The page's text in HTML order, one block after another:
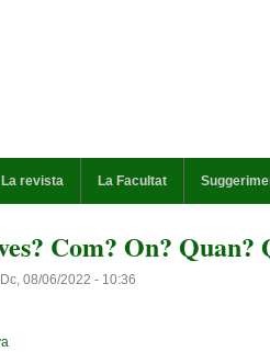
La revista La Facultat
Com? On? Quan?
Dc, 08/06/2022 - 10:36